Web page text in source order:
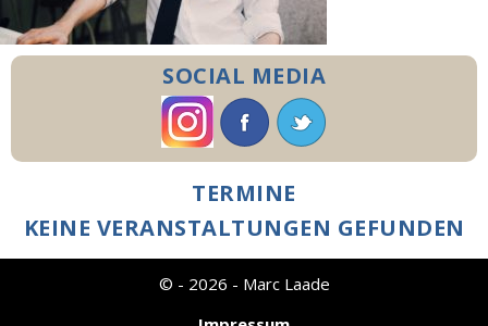
SOCIAL MEDIA
TERMINE
KEINE VERANSTALTUNGEN GEFUNDEN
© - 2026 - Marc Laade